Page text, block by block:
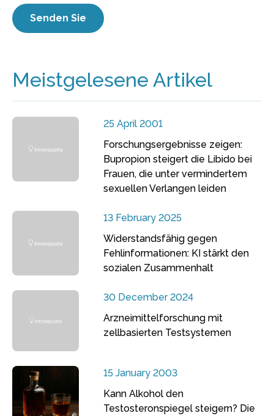
Meistgelesene Artikel
25 April 2001
Forschungsergebnisse zeigen:
Bupropion steigert die Libido bei
Frauen, die unter vermindertem
sexuellen Verlangen leiden
13 February 2025
Widerstandsfähig gegen
Fehlinformationen: KI stärkt den
sozialen Zusammenhalt
30 December 2024
Arzneimittelforschung mit
zellbasierten Testsystemen
15 January 2003
Kann Alkohol den
Testosteronspiegel steigern? Die